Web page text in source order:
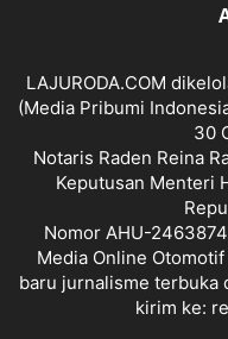
LAJURODA.COM
(Media Pribumi
30
Notaris Raden Reina
Keputusan Menteri
Nomor AHU-
Media Online
baru jurnalisme terbuka
kirim ke: